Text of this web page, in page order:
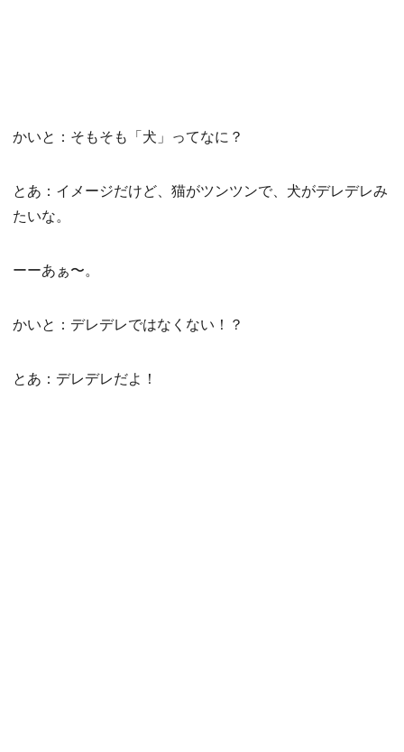
かいと：そもそも「犬」ってなに？
とあ：イメージだけど、猫がツンツンで、犬がデレデレみ
たいな。
ーーあぁ〜。
かいと：デレデレではなくない！？
とあ：デレデレだよ！